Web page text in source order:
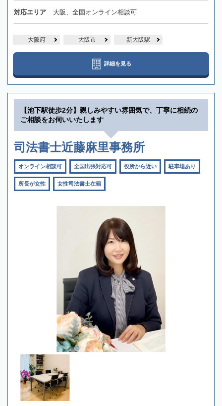
対応エリア 大阪、全国オンライン相談可
大阪府 大阪市 新大阪駅
詳細を見る
【池下駅徒歩2分】親しみやすい雰囲気で、丁寧に相続の
ご相談をお伺いいたします
司法書士近藤麻里事務所
オンライン相談可 全国出張対応可 役所から近い 駐車場あり
所長が女性 女性司法書士在籍